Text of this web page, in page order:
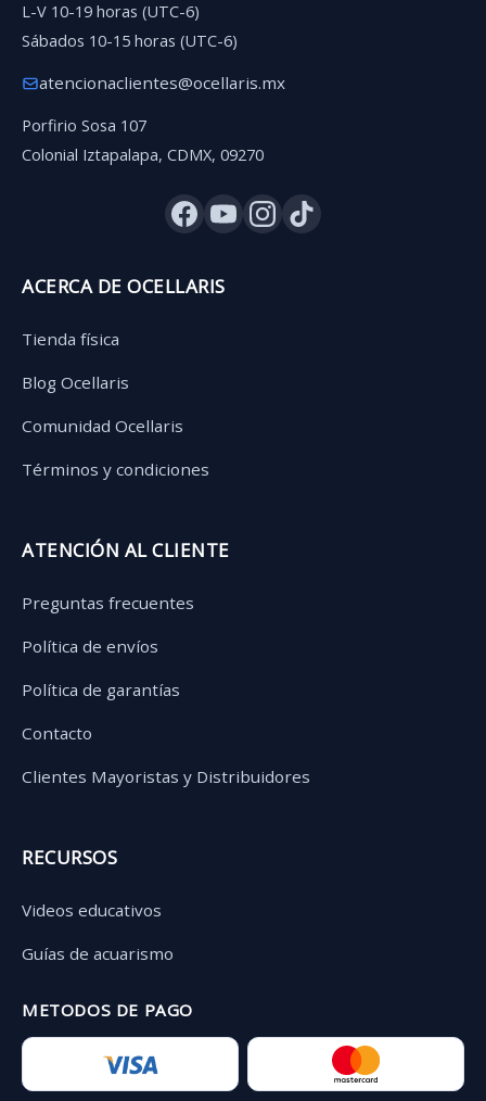
L-V 10-19 horas (UTC-6)
Sábados 10-15 horas (UTC-6)
atencionaclientes@ocellaris.mx
Porfirio Sosa 107
Colonial Iztapalapa, CDMX, 09270
ACERCA DE OCELLARIS
Tienda física
Blog Ocellaris
Comunidad Ocellaris
Términos y condiciones
ATENCIÓN AL CLIENTE
Preguntas frecuentes
Política de envíos
Política de garantías
Contacto
Clientes Mayoristas y Distribuidores
RECURSOS
Videos educativos
Guías de acuarismo
METODOS DE PAGO